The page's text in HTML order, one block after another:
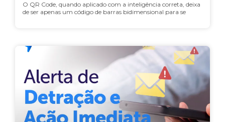
O QR Code, quando aplicado com a inteligência correta, deixa
de ser apenas um código de barras bidimensional para se